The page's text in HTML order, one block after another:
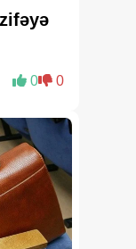
0 0